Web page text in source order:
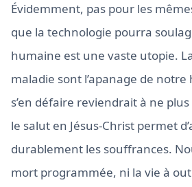
Évidemment, pas pour les
que la technologie pourra
humaine est une vaste utopie.
maladie sont l’apanage de
s’en défaire reviendrait à ne
le salut en Jésus-Christ permet
durablement les souffrances.
mort programmée, ni la vie à